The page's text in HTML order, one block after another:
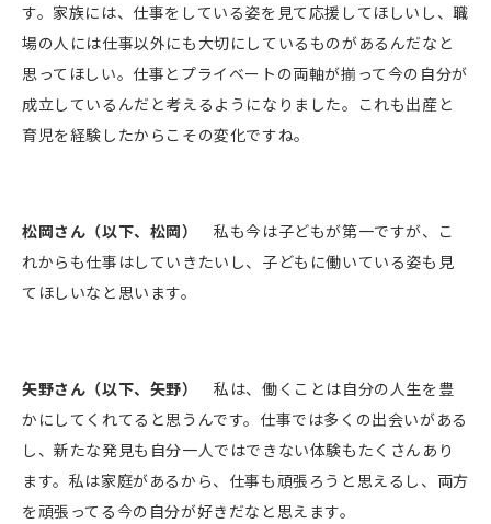
す。家族には、仕事をしている姿を見て応援してほしいし、職
場の人には仕事以外にも大切にしているものがあるんだなと
思ってほしい。仕事とプライベートの両軸が揃って今の自分が
成立しているんだと考えるようになりました。これも出産と
育児を経験したからこその変化ですね。
松岡さん（以下、松岡）
私も今は子どもが第一ですが、こ
れからも仕事はしていきたいし、子どもに働いている姿も見
てほしいなと思います。
矢野さん（以下、矢野）
私は、働くことは自分の人生を豊
かにしてくれてると思うんです。仕事では多くの出会いがある
し、新たな発見も自分一人ではできない体験もたくさんあり
ます。私は家庭があるから、仕事も頑張ろうと思えるし、両方
を頑張ってる今の自分が好きだなと思えます。